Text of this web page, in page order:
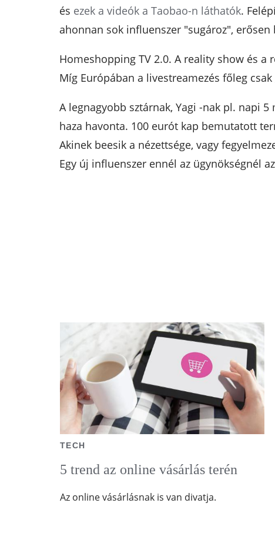
és ezek a videók a Taobao-n láthatók.
ahonnan sok influenszer "sugároz",
Homeshopping TV 2.0. A reality show és a
Míg Európában a livestreamezés főleg
A legnagyobb sztárnak, Yagi -nak pl. napi
haza havonta. 100 eurót kap bemutatott
Akinek beesik a nézettsége, vagy
Egy új influenszer ennél az ügynökségnél
TECH
5 trend az online vásárlás terén
Az online vásárlásnak is van divatja.